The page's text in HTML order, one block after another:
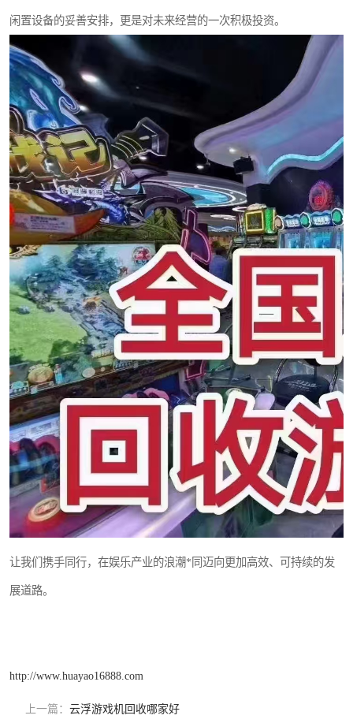
闲置设备的妥善安排，更是对未来经营的一次积极投资。
让我们携手同行，在娱乐产业的浪潮*同迈向更加高效、可持续的发
展道路。
http://www.huayao16888.com
上一篇： 云浮游戏机回收哪家好